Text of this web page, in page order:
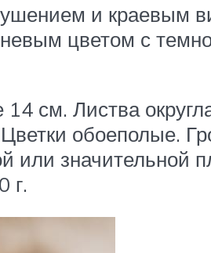
и краевым
цветом с
см. Листва
обоеполые.
или значительной
г.